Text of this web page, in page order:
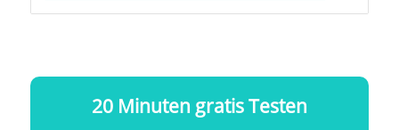
20 Minuten gratis Testen